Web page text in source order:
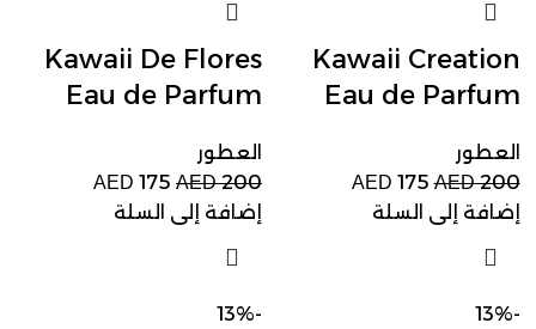
Kawaii Creation
Eau de Parfum
العطور
AED200
AED 175
إضافة إلى السلة
Kawaii De Flores
Eau de Parfum
العطور
AED200
AED 175
إضافة إلى السلة
-13%
-13%